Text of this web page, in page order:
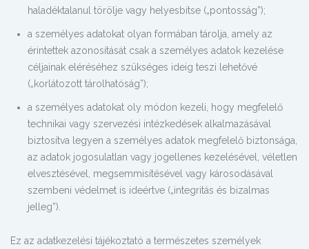
haladéktalanul törölje vagy helyesbítse („pontosság”);
a személyes adatokat olyan formában tárolja, amely az
érintettek azonosítását csak a személyes adatok kezelése
céljainak eléréséhez szükséges ideig teszi lehetővé
(„korlátozott tárolhatóság”);
a személyes adatokat oly módon kezeli, hogy megfelelő
technikai vagy szervezési intézkedések alkalmazásával
biztosítva legyen a személyes adatok megfelelő biztonsága,
az adatok jogosulatlan vagy jogellenes kezelésével, véletlen
elvesztésével, megsemmisítésével vagy károsodásával
szembeni védelmet is ideértve („integritás és bizalmas
jelleg”).
Ez az adatkezelési tájékoztató a természetes személyek